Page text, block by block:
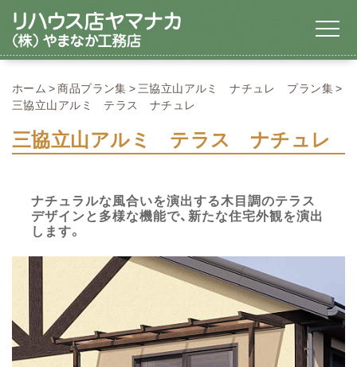
ホーム 商品プラン集
三協立山アルミ ナチュレ プラン集
三協立山アルミ テラス ナチュレ
三協立山アルミ テラス ナチュレ
ナチュラルな風合いを演出する木目調のテラス
デザインと多様な機能で、新たな住宅外観を演出
します。